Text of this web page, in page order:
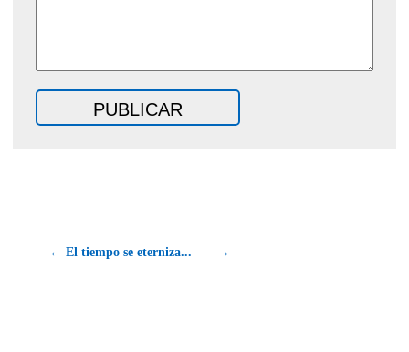
← El tiempo se eterniza... →